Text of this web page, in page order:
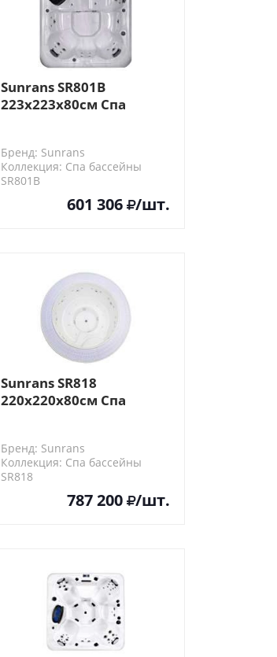
Sunrans SR801B
223х223х80см Спа
Бренд: Sunrans
Коллекция: Спа бассейны
SR801B
601 306 /шт.
Sunrans SR818
220х220х80см Спа
Бренд: Sunrans
Коллекция: Спа бассейны
SR818
787 200 /шт.